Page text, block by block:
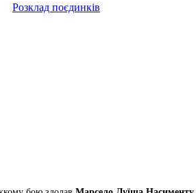
Розклад поєдинків